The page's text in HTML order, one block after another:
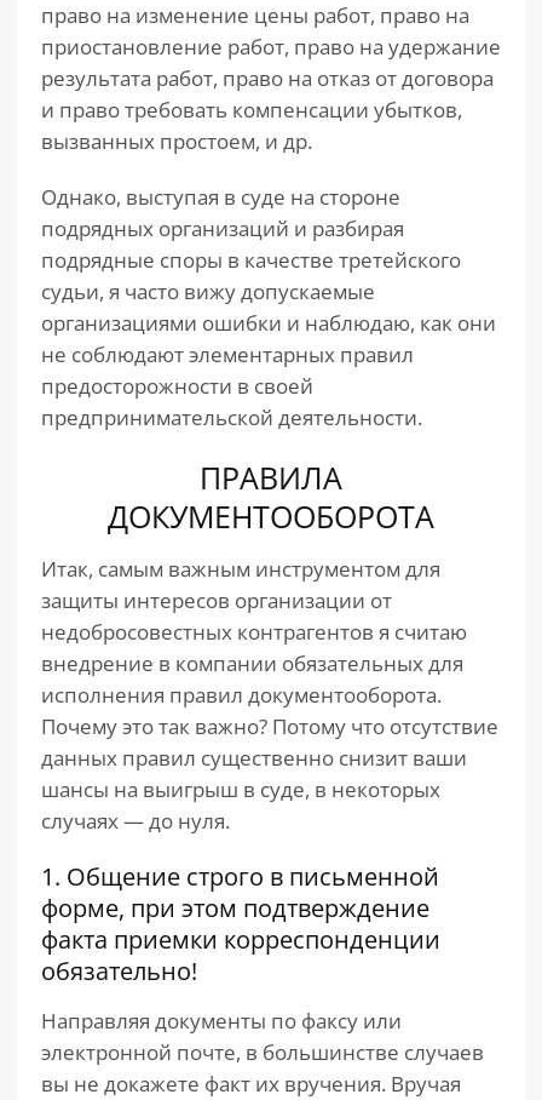
право на изменение цены работ, право на
приостановление работ, право на удержание
результата работ, право на отказ от договора
и право требовать компенсации убытков,
вызванных простоем, и др.
Однако, выступая в суде на стороне
подрядных организаций и разбирая
подрядные споры в качестве третейского
судьи, я часто вижу допускаемые
организациями ошибки и наблюдаю, как они
не соблюдают элементарных правил
предосторожности в своей
предпринимательской деятельности.
ПРАВИЛА
ДОКУМЕНТООБОРОТА
Итак, самым важным инструментом для
защиты интересов организации от
недобросовестных контрагентов я считаю
внедрение в компании обязательных для
исполнения правил документооборота.
Почему это так важно? Потому что отсутствие
данных правил существенно снизит ваши
шансы на выигрыш в суде, в некоторых
случаях — до нуля.
1. Общение строго в письменной
форме, при этом подтверждение
факта приемки корреспонденции
обязательно!
Направляя документы по факсу или
электронной почте, в большинстве случаев
вы не докажете факт их вручения. Вручая